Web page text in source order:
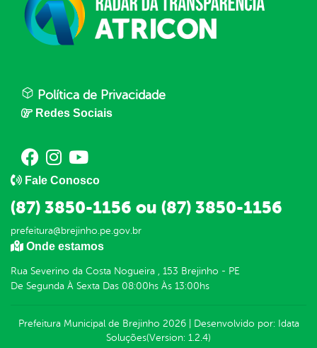
Política de Privacidade
Redes Sociais
Fale Conosco
(87) 3850-1156 ou (87) 3850-1156
prefeitura@brejinho.pe.gov.br
Onde estamos
Rua Severino da Costa Nogueira , 153 Brejinho - PE
De Segunda À Sexta Das 08:00hs Às 13:00hs
Prefeitura Municipal de Brejinho 2026| Desenvolvido por: Idata
Soluções(Version: 1.2.4)